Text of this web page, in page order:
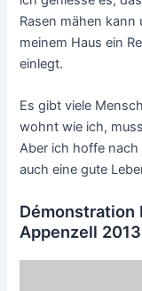
Rasen mähen
meinem Haus ein
einlegt.
Es gibt viele
wohnt wie ich,
Aber ich hoffe nach
auch eine gute
Démonstration
Appenzell 2013